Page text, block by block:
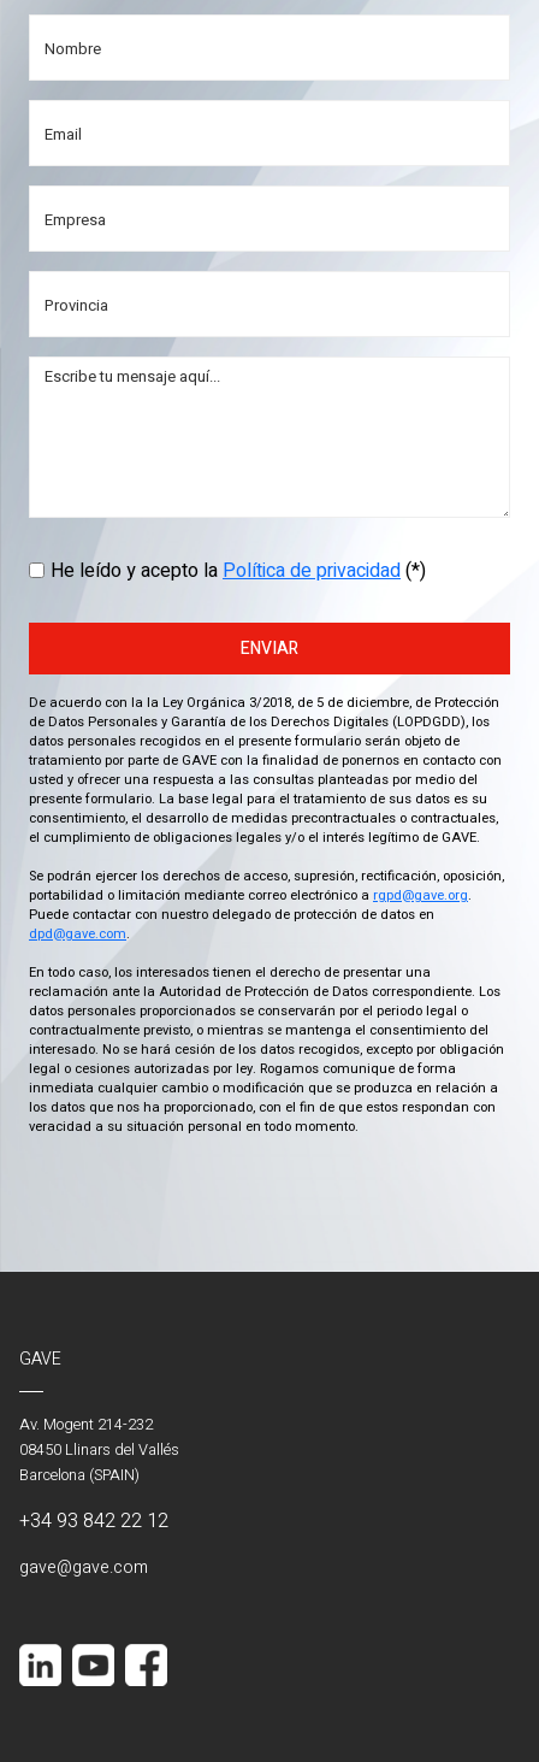
He leído y acepto laPolítica de privacidad(*)
ENVIAR
De acuerdo con la la Ley Orgánica 3/2018, de 5 de diciembre, de Protección
de Datos Personales y Garantía de los Derechos Digitales (LOPDGDD), los
datos personales recogidos en el presente formulario serán objeto de
tratamiento por parte de GAVE con la finalidad de ponernos en contacto con
usted y ofrecer una respuesta a las consultas planteadas por medio del
presente formulario. La base legal para el tratamiento de sus datos es su
consentimiento, el desarrollo de medidas precontractuales o contractuales,
el cumplimiento de obligaciones legales y/o el interés legítimo de GAVE.
Se podrán ejercer los derechos de acceso, supresión, rectificación, oposición,
portabilidad o limitación mediante correo electrónico a rgpd@gave.org.
Puede contactar con nuestro delegado de protección de datos en
dpd@gave.com.
En todo caso, los interesados tienen el derecho de presentar una
reclamación ante la Autoridad de Protección de Datos correspondiente. Los
datos personales proporcionados se conservarán por el periodo legal o
contractualmente previsto, o mientras se mantenga el consentimiento del
interesado. No se hará cesión de los datos recogidos, excepto por obligación
legal o cesiones autorizadas por ley. Rogamos comunique de forma
inmediata cualquier cambio o modificación que se produzca en relación a
los datos que nos ha proporcionado, con el fin de que estos respondan con
veracidad a su situación personal en todo momento.
GAVE
Av. Mogent 214-232
08450 Llinars del Vallés
Barcelona (SPAIN)
+34 93 842 22 12
gave@gave.com